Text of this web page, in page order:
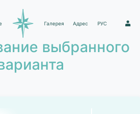
Галерея Адрес РУС 1
выбранного